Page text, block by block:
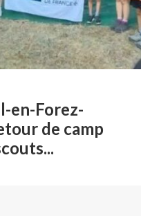
en-Forez-
de camp